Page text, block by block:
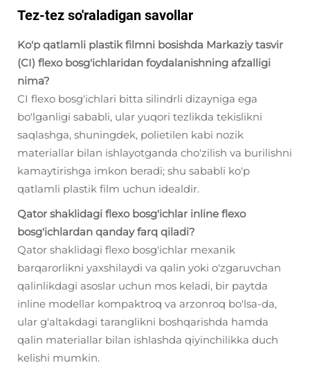
Tez-tez so'raladigan savollar
Ko'p qatlamli plastik filmni bosishda Markaziy tasvir
(CI) flexo bosg'ichlaridan foydalanishning afzalligi
nima?
CI flexo bosg'ichlari bitta silindrli dizayniga ega
bo'lganligi sababli, ular yuqori tezlikda tekislikni
saqlashga, shuningdek, polietilen kabi nozik
materiallar bilan ishlayotganda cho'zilish va burilishni
kamaytirishga imkon beradi; shu sababli ko'p
qatlamli plastik film uchun idealdir.
Qator shaklidagi flexo bosg'ichlar inline flexo
bosg'ichlardan qanday farq qiladi?
Qator shaklidagi flexo bosg'ichlar mexanik
barqarorlikni yaxshilaydi va qalin yoki o'zgaruvchan
qalinlikdagi asoslar uchun mos keladi, bir paytda
inline modellar kompaktroq va arzonroq bo'lsa-da,
ular g'altakdagi taranglikni boshqarishda hamda
qalin materiallar bilan ishlashda qiyinchilikka duch
kelishi mumkin.